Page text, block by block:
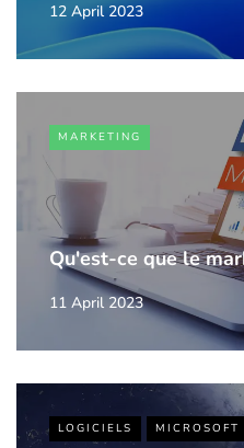
12 April 2023
MARKETING
Qu'est-ce que le
11 April 2023
LOGICIELS MICROSOFT